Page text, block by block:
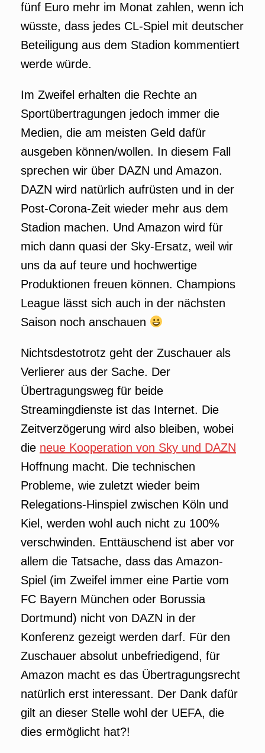
fünf Euro mehr im Monat zahlen, wenn ich
wüsste, dass jedes CL-Spiel mit deutscher
Beteiligung aus dem Stadion kommentiert
werde würde.
Im Zweifel erhalten die Rechte an
Sportübertragungen jedoch immer die
Medien, die am meisten Geld dafür
ausgeben können/wollen. In diesem Fall
sprechen wir über DAZN und Amazon.
DAZN wird natürlich aufrüsten und in der
Post-Corona-Zeit wieder mehr aus dem
Stadion machen. Und Amazon wird für
mich dann quasi der Sky-Ersatz, weil wir
uns da auf teure und hochwertige
Produktionen freuen können. Champions
League lässt sich auch in der nächsten
Saison noch anschauen
Nichtsdestotrotz geht der Zuschauer als
Verlierer aus der Sache. Der
Übertragungsweg für beide
Streamingdienste ist das Internet. Die
Zeitverzögerung wird also bleiben, wobei
die neue Kooperation von Sky und DAZN
Hoffnung macht. Die technischen
Probleme, wie zuletzt wieder beim
Relegations-Hinspiel zwischen Köln und
Kiel, werden wohl auch nicht zu 100%
verschwinden. Enttäuschend ist aber vor
allem die Tatsache, dass das Amazon-
Spiel (im Zweifel immer eine Partie vom
FC Bayern München oder Borussia
Dortmund) nicht von DAZN in der
Konferenz gezeigt werden darf. Für den
Zuschauer absolut unbefriedigend, für
Amazon macht es das Übertragungsrecht
natürlich erst interessant. Der Dank dafür
gilt an dieser Stelle wohl der UEFA, die
dies ermöglicht hat?!